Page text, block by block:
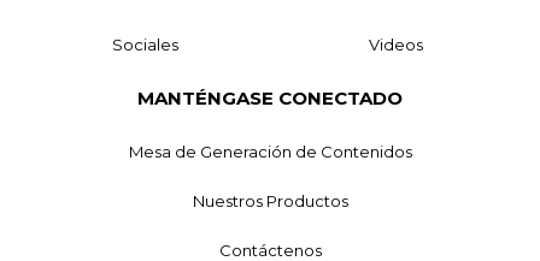
Sociales Videos
MANTÉNGASE CONECTADO
Mesa de Generación de Contenidos
Nuestros Productos
Contáctenos